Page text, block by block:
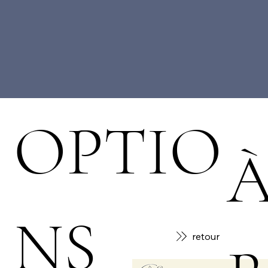
OPTIO
NS
retour